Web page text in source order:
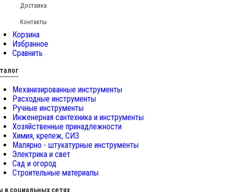
Доставка
Контакты
Корзина
Избранное
Сравнить
Механизированные инструменты
Расходные инструменты
Ручные инструменты
Инженерная сантехника и инструменты
Хозяйственные принадлежности
Химия, крепеж, СИЗ
Малярно - штукатурные инструменты
Электрика и свет
Сад и огород
Строительные материалы
в социальных сетях